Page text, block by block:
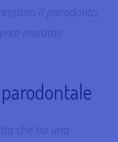
il parodonto,
malattie
che ha una